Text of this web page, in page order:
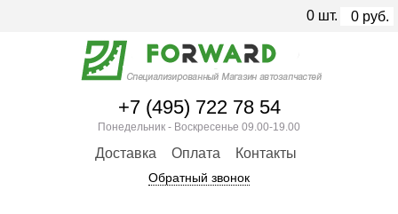
+7 (495) 722 78 54
Понедельник - Воскресенье 09.00-19.00
Доставка Оплата Контакты
Обратный звонок
0 шт. 0 руб.